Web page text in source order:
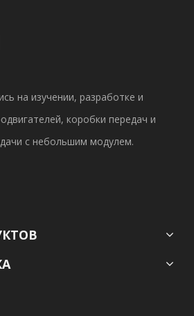
на изучении, разработке и
коробки передач и
с небольшим модулем.